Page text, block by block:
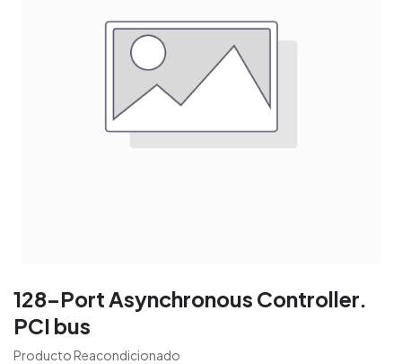
128-Port Asynchronous Controller.
PCI bus
Producto Reacondicionado